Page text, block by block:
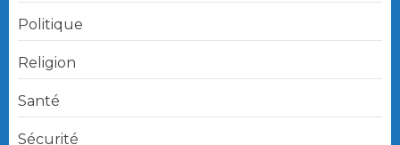
Politique
Religion
Santé
Sécurité